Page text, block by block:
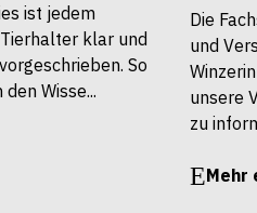
ist jedem
klar und
So
Wisse...
Die
und
unsere
zu
Mehr